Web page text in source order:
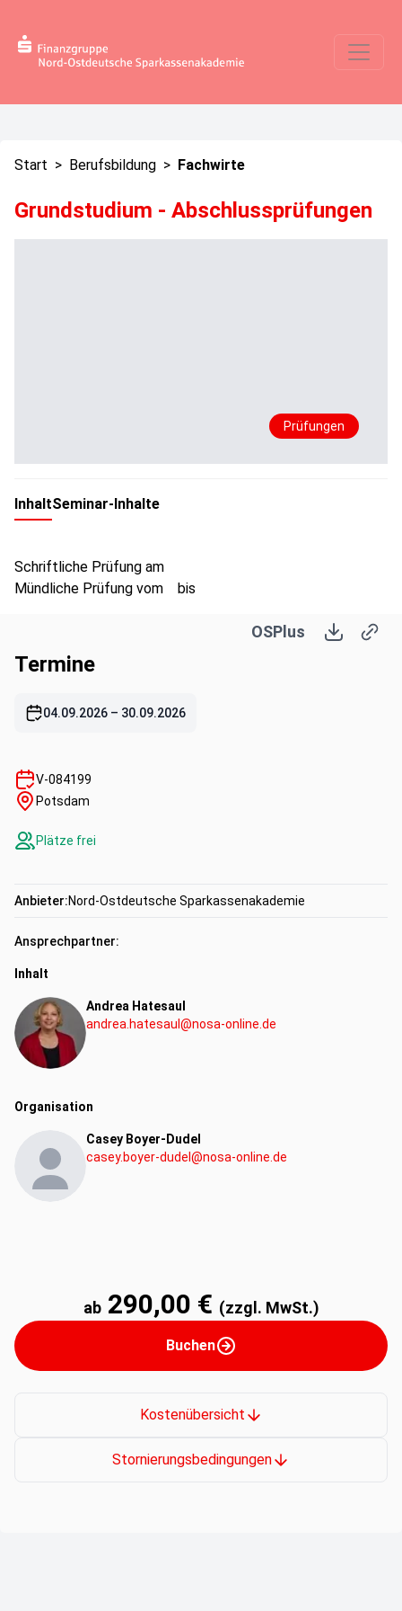
Start > Berufsbildung > Fachwirte
Grundstudium - Abschlussprüfungen
Prüfungen
InhaltSeminar-Inhalte
Schriftliche Prüfung am
Mündliche Prüfung vom bis
OSPlus
Termine
04.09.2026 – 30.09.2026
V-084199
Potsdam
Plätze frei
Anbieter:Nord-Ostdeutsche Sparkassenakademie
Ansprechpartner:
Inhalt
Andrea Hatesaul
andrea.hatesaul@nosa-online.de
Organisation
Casey Boyer-Dudel
casey.boyer-dudel@nosa-online.de
ab 290,00 € (zzgl. MwSt.)
Buchen
Kostenübersicht
Stornierungsbedingungen